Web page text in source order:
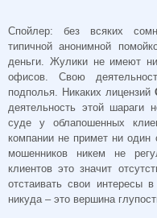
Спойлер: без всяких
типичной анонимной
деньги. Жулики не имеют
офисов. Свою
подполья. Никаких лицензий
деятельность этой шараги
суде у облапошенных
компании не примет ни один
мошенников никем не
клиентов это значит
отстаивать свои интересы
никуда – это вершина